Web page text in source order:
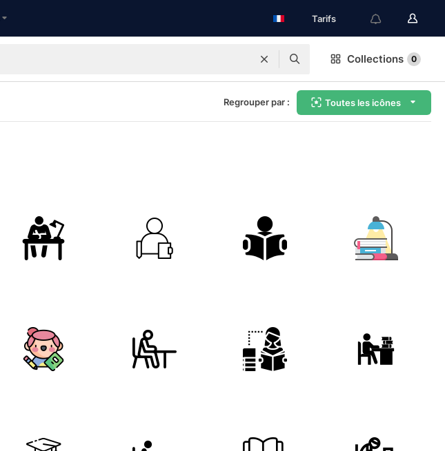
Tarifs
Collections 0
Regrouper par : Toutes les icônes